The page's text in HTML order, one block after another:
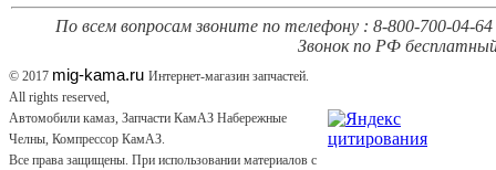
По всем вопросам звоните по телефону : 8-800-700-04-64
Звонок по РФ
© 2017 mig-kama.ru Интернет-магазин запчастей.
All rights reserved,
Автомобили камаз, Запчасти КамАЗ Набережные
Челны, Компрессор КамАЗ.
Все права защищены. При использовании материалов с